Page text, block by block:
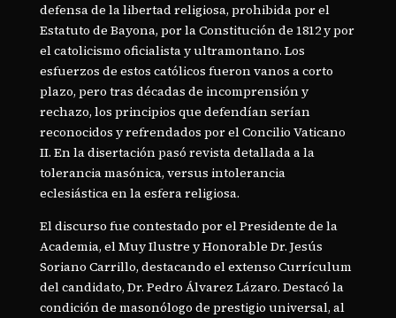
defensa de la libertad religiosa, prohibida por el
Estatuto de Bayona, por la Constitución de 1812 y por
el catolicismo oficialista y ultramontano. Los
esfuerzos de estos católicos fueron vanos a corto
plazo, pero tras décadas de incomprensión y
rechazo, los principios que defendían serían
reconocidos y refrendados por el Concilio Vaticano
II. En la disertación pasó revista detallada a la
tolerancia masónica, versus intolerancia
eclesiástica en la esfera religiosa.
El discurso fue contestado por el Presidente de la
Academia, el Muy Ilustre y Honorable Dr. Jesús
Soriano Carrillo, destacando el extenso Currículum
del candidato, Dr. Pedro Álvarez Lázaro. Destacó la
condición de masonólogo de prestigio universal, al